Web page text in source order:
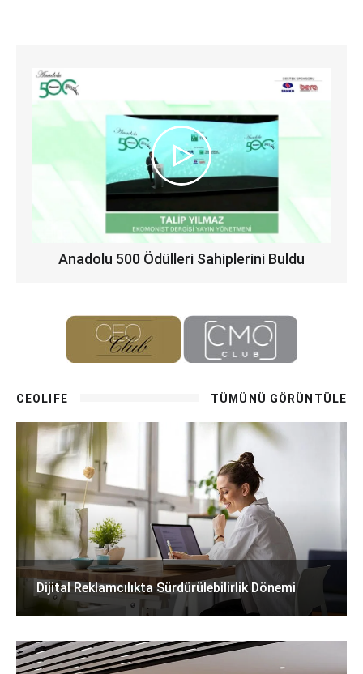
Anadolu 500 Ödülleri Sahiplerini Buldu
CEOLIFE TÜMÜNÜ GÖRÜNTÜLE
Dijital Reklamcılıkta Sürdürülebilirlik Dönemi